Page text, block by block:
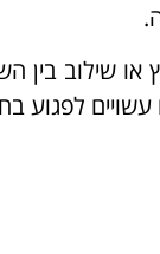
או שילוב בין
לפגוע